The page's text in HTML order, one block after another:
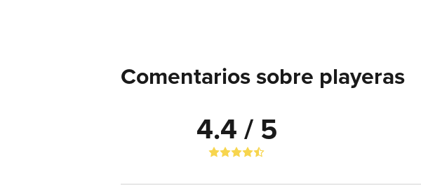
Comentarios sobre playeras
4.4 / 5